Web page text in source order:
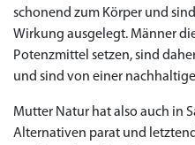
schonend zum Körper und
Wirkung ausgelegt. Männer
Potenzmittel setzen, sind
und sind von einer
Mutter Natur hat also auch in
Alternativen parat und